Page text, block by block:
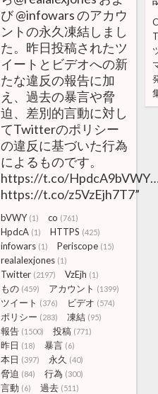
び @infowars のアカウ
ントの永久凍結しまし
た。昨日投稿されたツ
イートとビデオへの新
たな違反の報告に加
え、過去の暴言や脅
迫、差別的言動に対し
てTwitterのポリシー
の違反に基づいた行為
によるものです。
https://t.co/
https://t.co/z5VzEjh7T7”
bVWY (1) co (761)
HpdcA (1) HTTPS (425)
infowars (1) Periscope (15)
realalexjones (1)
Twitter (2197) VzEjh (1)
もの (459) アカウント (1399)
ツイート (376) ビデオ (574)
ポリシー (283) 凍結 (95)
報告 (1500) 投稿 (771)
昨日 (18) 暴言 (6)
本日 (397) 永久 (40)
脅迫 (84) 行為 (300)
言動 (6) 過去 (511)